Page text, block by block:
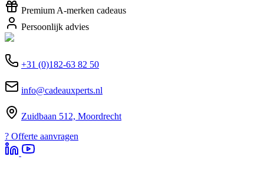
Premium A-merken cadeaus
Persoonlijk advies
+31 (0)182-63 82 50
info@cadeauxperts.nl
Zuidbaan 512, Moordrecht
? Offerte aanvragen